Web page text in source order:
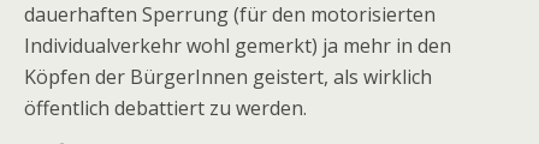
dauerhaften Sperrung (für den motorisierten
Individualverkehr wohl gemerkt) ja mehr in den
Köpfen der BürgerInnen geistert, als wirklich
öffentlich debattiert zu werden.